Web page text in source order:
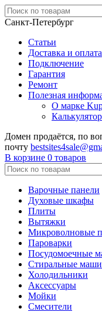
Санкт-Петербург
Статьи
Доставка и оплата
Подключение
Гарантия
Ремонт
Полезная
О марке
Домен продаётся, по
почту
В корзине 0 товаров
Варочные панели
Духовые шкафы
Плиты
Вытяжки
Микроволновые
Пароварки
Посудомоечные
Стиральные
Холодильники
Аксессуары
Мойки
Cмесители